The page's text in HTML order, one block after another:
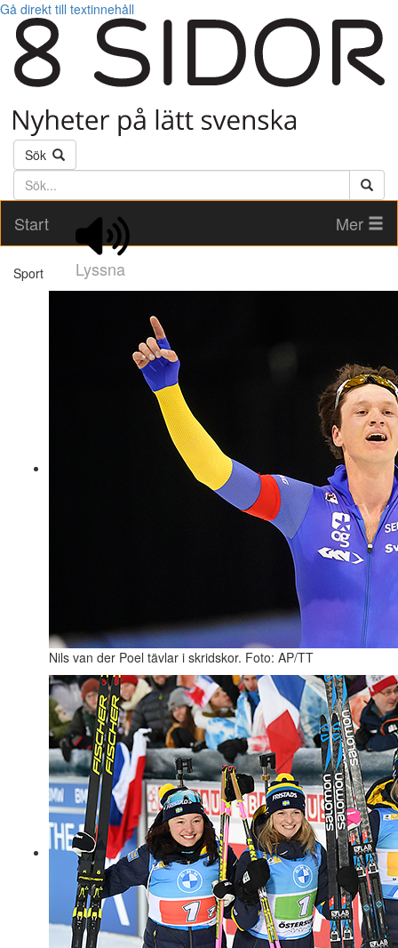
Gå direkt till textinnehåll
Sök
Söktext
Start
Lyssna
Mer
Sport
Nils van der Poel tävlar i skridskor. Foto: AP/TT